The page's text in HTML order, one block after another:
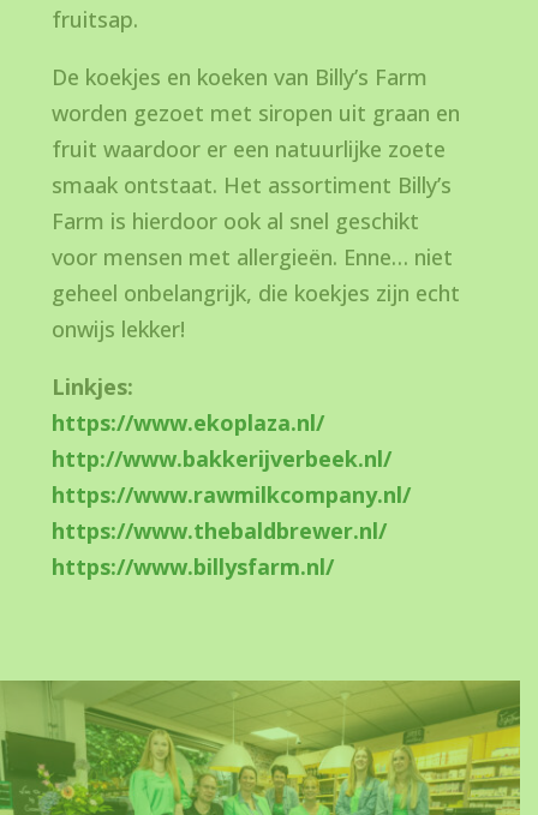
fruitsap.
De koekjes en koeken van Billy’s Farm
worden gezoet met siropen uit graan en
fruit waardoor er een natuurlijke zoete
smaak ontstaat. Het assortiment Billy’s
Farm is hierdoor ook al snel geschikt
voor mensen met allergieën. Enne… niet
geheel onbelangrijk, die koekjes zijn echt
onwijs lekker!
Linkjes:
https://www.ekoplaza.nl/
http://www.bakkerijverbeek.nl/
https://www.rawmilkcompany.nl/
https://www.thebaldbrewer.nl/
https://www.billysfarm.nl/